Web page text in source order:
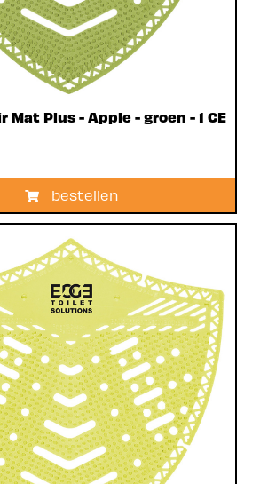
Mat Plus - Apple - groen - 1 CE
bestellen